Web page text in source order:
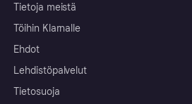
Tietoja meistä
Töihin Klarnalle
Ehdot
Lehdistöpalvelut
Tietosuoja